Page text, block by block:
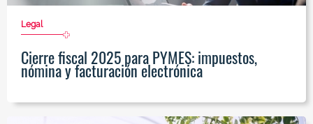
Legal
Cierre fiscal 2025 para PYMES: impuestos,
nómina y facturación electrónica